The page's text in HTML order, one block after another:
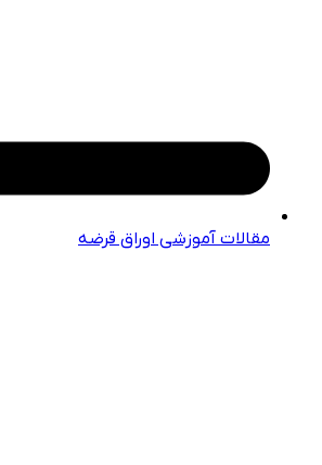
مقالات آموزشی اوراق قرضه